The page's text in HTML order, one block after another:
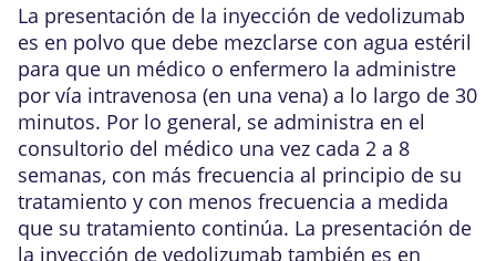
La presentación de la inyección de vedolizumab
es en polvo que debe mezclarse con agua estéril
para que un médico o enfermero la administre
por vía intravenosa (en una vena) a lo largo de 30
minutos. Por lo general, se administra en el
consultorio del médico una vez cada 2 a 8
semanas, con más frecuencia al principio de su
tratamiento y con menos frecuencia a medida
que su tratamiento continúa. La presentación de
la inyección de vedolizumab también es en